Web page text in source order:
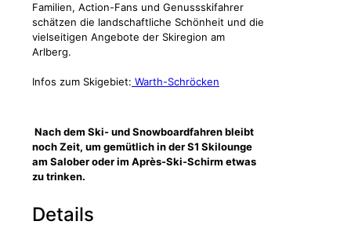
Familien, Action-Fans und Genussskifahrer
schätzen die landschaftliche Schönheit und die
vielseitigen Angebote der Skiregion am
Arlberg.
Infos zum Skigebiet: Warth-Schröcken
Nach dem Ski- und Snowboardfahren bleibt
noch Zeit, um gemütlich in der S1 Skilounge
am Salober oder im Après-Ski-Schirm etwas
zu trinken.
Details